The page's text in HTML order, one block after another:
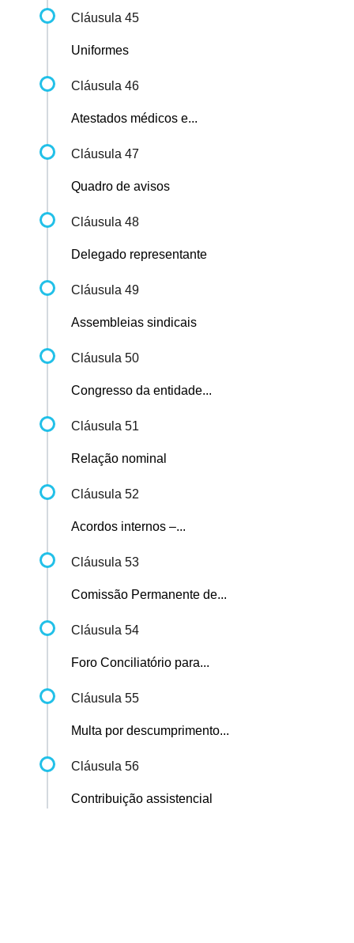
Cláusula 45
Uniformes
Cláusula 46
Atestados médicos e...
Cláusula 47
Quadro de avisos
Cláusula 48
Delegado representante
Cláusula 49
Assembleias sindicais
Cláusula 50
Congresso da entidade...
Cláusula 51
Relação nominal
Cláusula 52
Acordos internos –...
Cláusula 53
Comissão Permanente de...
Cláusula 54
Foro Conciliatório para...
Cláusula 55
Multa por descumprimento...
Cláusula 56
Contribuição assistencial